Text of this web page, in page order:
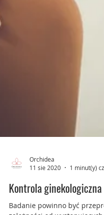
Orchidea
11 sie 2020
1 minut(y)